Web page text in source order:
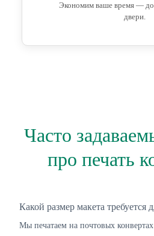
Экономим ваше время —
двери.
Часто
про печать
Какой размер макета требуется
Мы печатаем на почтовых